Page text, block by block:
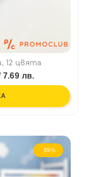
12 цвята
7.69 лв.
-59%